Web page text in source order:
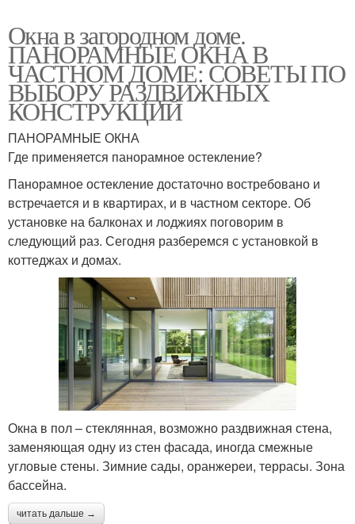
Окна в загородном доме.
ПАНОРАМНЫЕ ОКНА В
ЧАСТНОМ ДОМЕ: СОВЕТЫ ПО
ВЫБОРУ РАЗДВИЖНЫХ
КОНСТРУКЦИЙ
ПАНОРАМНЫЕ ОКНА
Где применяется панорамное остекление?
Панорамное остекление достаточно востребовано и
встречается и в квартирах, и в частном секторе. Об
установке на балконах и лоджиях поговорим в
следующий раз. Сегодня разберемся с установкой в
коттеджах и домах.
Окна в пол – стеклянная, возможно раздвижная стена,
заменяющая одну из стен фасада, иногда смежные
угловые стены. Зимние сады, оранжереи, террасы. Зона
бассейна.
читать дальше →